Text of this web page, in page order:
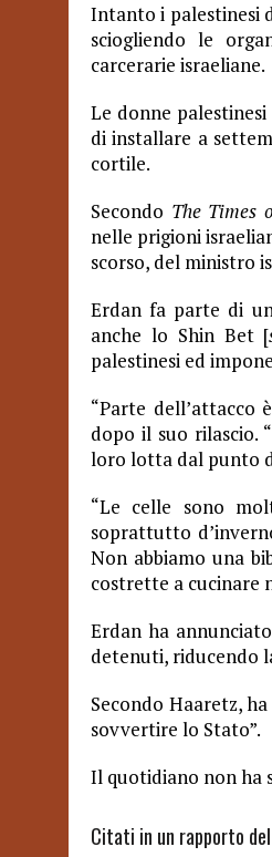
Intanto i palestinesi
sciogliendo le
carcerarie israeliane.
Le donne
di installare a
cortile.
Secondo The Times
nelle prigioni
scorso, del ministro
Erdan fa parte di
anche lo Shin Bet [
palestinesi ed
“Parte
dopo il suo rilascio.
loro lotta dal punto
“Le celle sono
soprattutto
Non abbiamo una
costrette a cucinare
Erdan ha
detenuti, riducendo
Secondo Haaretz,
sovvertire lo Stato”.
Il quotidiano non ha
Citati in un rapporto